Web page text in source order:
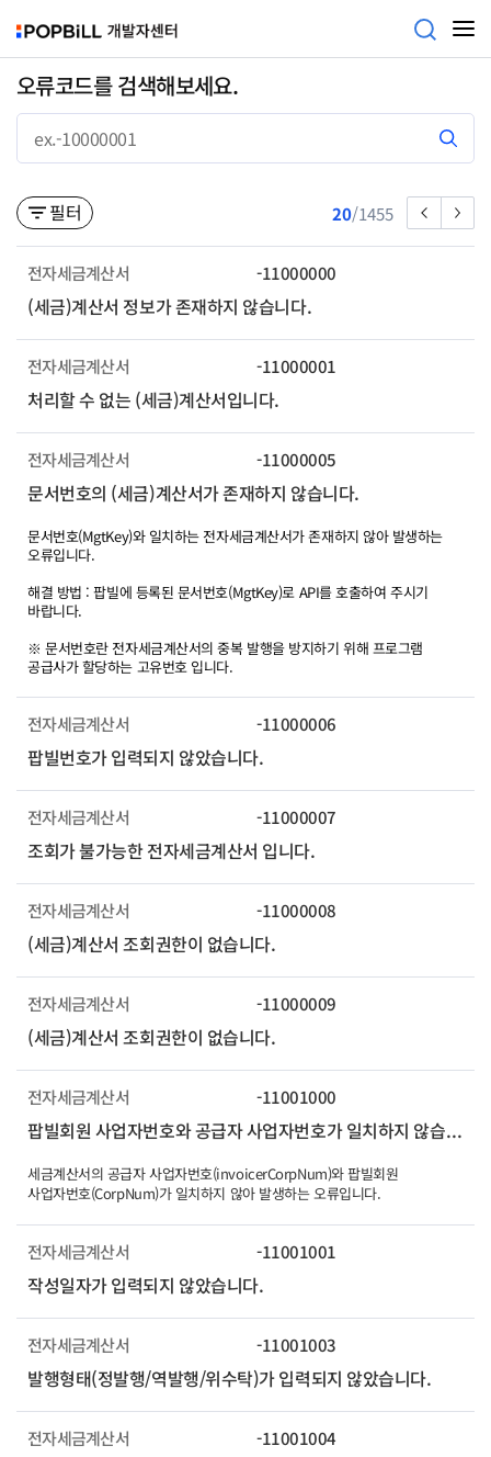
오류코드를 검색해보세요.
필터 20/1455
전자세금계산서 -11000000
(세금)계산서 정보가 존재하지 않습니다.
전자세금계산서 -11000001
처리할 수 없는 (세금)계산서입니다.
전자세금계산서 -11000005
문서번호의 (세금)계산서가 존재하지 않습니다.
문서번호(MgtKey)와 일치하는 전자세금계산서가 존재하지 않아 발생하는
오류입니다.
해결 방법 : 팝빌에 등록된 문서번호(MgtKey)로 API를 호출하여 주시기
바랍니다.
※ 문서번호란 전자세금계산서의 중복 발행을 방지하기 위해 프로그램
공급사가 할당하는 고유번호 입니다.
전자세금계산서 -11000006
팝빌번호가 입력되지 않았습니다.
전자세금계산서 -11000007
조회가 불가능한 전자세금계산서 입니다.
전자세금계산서 -11000008
(세금)계산서 조회권한이 없습니다.
전자세금계산서 -11000009
(세금)계산서 조회권한이 없습니다.
전자세금계산서 -11001000
팝빌회원 사업자번호와 공급자 사업자번호가 일치하지 않습니다.
세금계산서의 공급자 사업자번호(invoicerCorpNum)와 팝빌회원
사업자번호(CorpNum)가 일치하지 않아 발생하는 오류입니다.
전자세금계산서 -11001001
작성일자가 입력되지 않았습니다.
전자세금계산서 -11001003
발행형태(정발행/역발행/위수탁)가 입력되지 않았습니다.
전자세금계산서 -11001004